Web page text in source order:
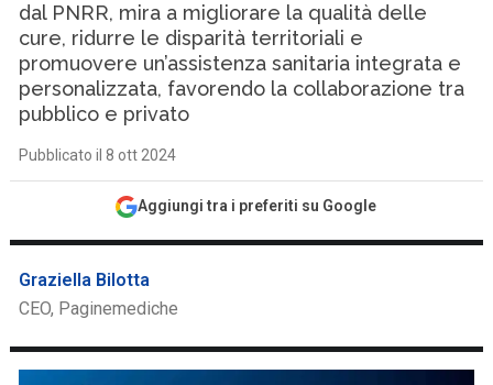
dal PNRR, mira a migliorare la qualità delle
cure, ridurre le disparità territoriali e
promuovere un’assistenza sanitaria integrata e
personalizzata, favorendo la collaborazione tra
pubblico e privato
Pubblicato il 8 ott 2024
Aggiungi tra i preferiti su Google
Graziella Bilotta
CEO, Paginemediche